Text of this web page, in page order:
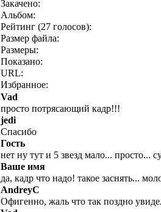
Закачено:
Альбом:
Рейтинг (27 голосов):
Размер файла:
Размеры:
Показано:
URL:
Избранное:
Vad
просто потрясающий кадр!!!
jedi
Спасибо
Гость
нет ну тут и 5 звезд мало... просто...
Ваше имя
да, кадр что надо! такое заснять...
AndreyC
Офигенно, жаль что так поздно